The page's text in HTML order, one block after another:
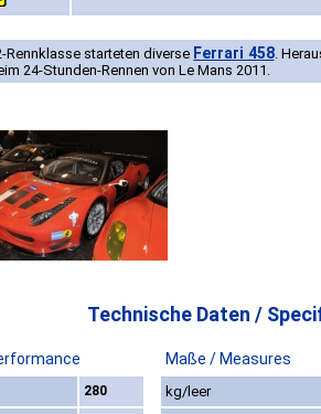
Rennklasse starteten diverse Ferrari 458.
24-Stunden-Rennen von Le Mans 2011.
Technische Daten /
Maße / Measures
280
kg/leer